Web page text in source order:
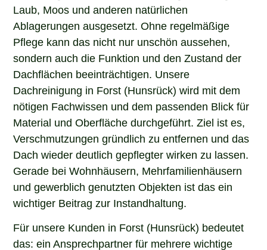
Laub, Moos und anderen natürlichen
Ablagerungen ausgesetzt. Ohne regelmäßige
Pflege kann das nicht nur unschön aussehen,
sondern auch die Funktion und den Zustand der
Dachflächen beeinträchtigen. Unsere
Dachreinigung in Forst (Hunsrück) wird mit dem
nötigen Fachwissen und dem passenden Blick für
Material und Oberfläche durchgeführt. Ziel ist es,
Verschmutzungen gründlich zu entfernen und das
Dach wieder deutlich gepflegter wirken zu lassen.
Gerade bei Wohnhäusern, Mehrfamilienhäusern
und gewerblich genutzten Objekten ist das ein
wichtiger Beitrag zur Instandhaltung.
Für unsere Kunden in Forst (Hunsrück) bedeutet
das: ein Ansprechpartner für mehrere wichtige